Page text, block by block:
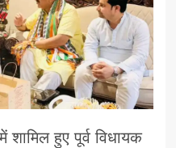
हुए पूर्व विधायक